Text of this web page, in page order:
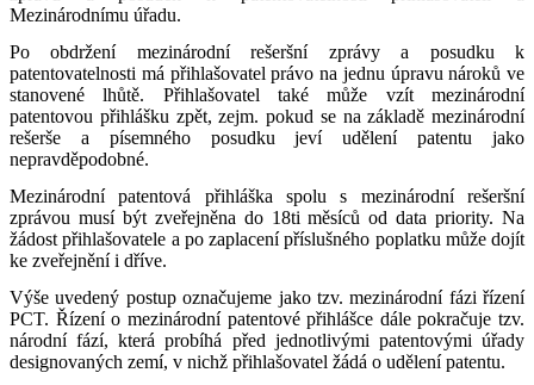
Mezinárodnímu úřadu.
Po obdržení mezinárodní rešeršní zprávy a posudku k
patentovatelnosti má přihlašovatel právo na jednu úpravu nároků ve
stanovené lhůtě. Přihlašovatel také může vzít mezinárodní
patentovou přihlášku zpět, zejm. pokud se na základě mezinárodní
rešerše a písemného posudku jeví udělení patentu jako
nepravděpodobné.
Mezinárodní patentová přihláška spolu s mezinárodní rešeršní
zprávou musí být zveřejněna do 18ti měsíců od data priority. Na
žádost přihlašovatele a po zaplacení příslušného poplatku může dojít
ke zveřejnění i dříve.
Výše uvedený postup označujeme jako tzv. mezinárodní fázi řízení
PCT. Řízení o mezinárodní patentové přihlášce dále pokračuje tzv.
národní fází, která probíhá před jednotlivými patentovými úřady
designovaných zemí, v nichž přihlašovatel žádá o udělení patentu.